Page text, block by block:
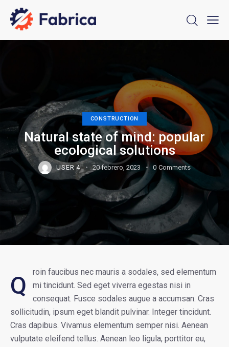
CONSTRUCTION
Natural state of mind: popular
ecological solutions
USER 4 20 febrero, 2023 0 Comments
Q
roin faucibus nec mauris a sodales, sed elementum
mi tincidunt. Sed eget viverra egestas nisi in
consequat. Fusce sodales augue a accumsan. Cras
sollicitudin, ipsum eget blandit pulvinar. Integer tincidunt.
Cras dapibus. Vivamus elementum semper nisi. Aenean
vulputate eleifend tellus. Aenean leo ligula, porttitor eu,